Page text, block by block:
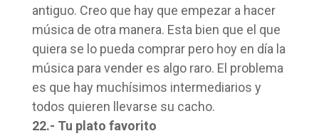
antiguo. Creo que hay que empezar a hacer
música de otra manera. Esta bien que el que
quiera se lo pueda comprar pero hoy en día la
música para vender es algo raro. El problema
es que hay muchísimos intermediarios y
todos quieren llevarse su cacho.
22.- Tu plato favorito